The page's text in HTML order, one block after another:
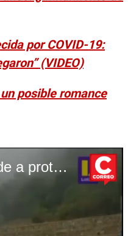
por COVID-19:
(VIDEO)
posible romance
Machu Picchu: Intensa lluvia sorprende a protagonista de ‘Transformers’